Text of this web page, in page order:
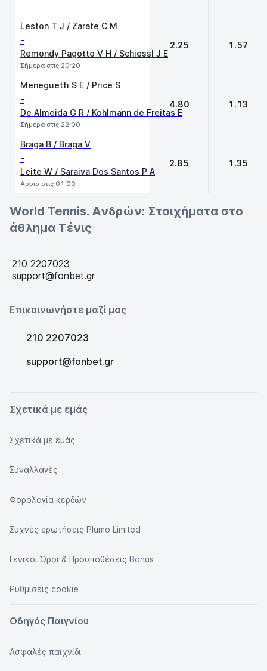
Leston T J / Zarate C M
-
Remondy Pagotto V H / Schiessl J E
Σήμερα στις 20:20
2.25 1.57
Meneguetti S E / Price S
-
De Almeida G R / Kohlmann de Freitas E
Σήμερα στις 22:00
4.80 1.13
Braga B / Braga V
-
Leite W / Saraiva Dos Santos P A
Αύριο στις 01:00
2.85 1.35
World Tennis. Ανδρών: Στοιχήματα στο
άθλημα Τένις
210 2207023
support@fonbet.gr
Επικοινωνήστε μαζί μας
210 2207023
support@fonbet.gr
Σχετικά με εμάς
Σχετικά με εμάς
Συναλλαγές
Φορολογία κερδών
Συχνές ερωτήσεις Plumo Limited
Γενικοί Όροι & Προϋποθέσεις Bonus
Ρυθμίσεις cookie
Οδηγός Παιγνίου
Ασφαλές παιχνίδι